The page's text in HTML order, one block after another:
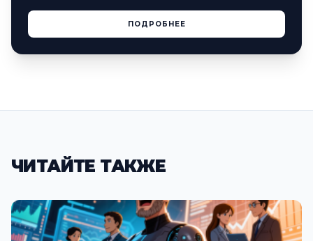
ПОДРОБНЕЕ
ЧИТАЙТЕ ТАКЖЕ